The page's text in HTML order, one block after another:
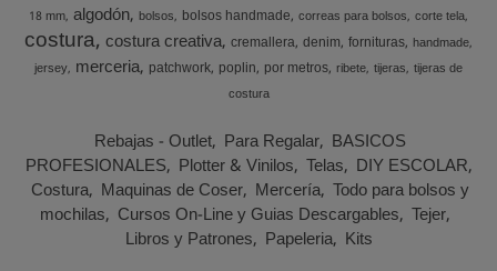
18 mm algodón bolsos bolsos handmade correas para bolsos corte tela
costura costura creativa cremallera denim fornituras handmade
jersey merceria patchwork poplin por metros ribete tijeras tijeras de
costura
Rebajas - Outlet Para Regalar BASICOS
PROFESIONALES Plotter & Vinilos Telas DIY ESCOLAR
Costura Maquinas de Coser Mercería Todo para bolsos y
mochilas Cursos On-Line y Guias Descargables Tejer
Libros y Patrones Papeleria Kits